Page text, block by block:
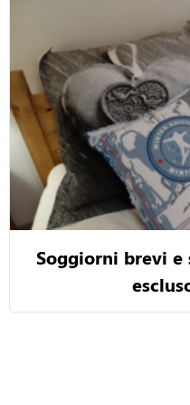
Soggiorni brevi